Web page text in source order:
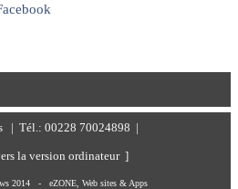
| Tél.: 00228 70024898 |
la version ordinateur ]
2014 - eZONE, Web sites & Apps